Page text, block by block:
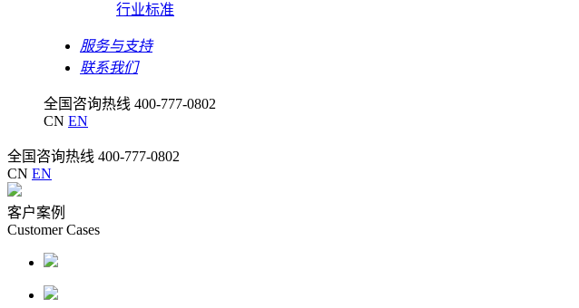
行业标准
服务与支持
联系我们
全国咨询热线 400-777-0802
CN EN
全国咨询热线 400-777-0802
CN EN
客户案例
Customer Cases